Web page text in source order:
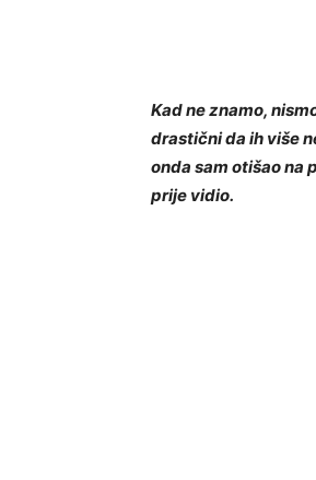
Kad ne znamo,
drastični da ih više
onda sam otišao na
prije vidio.